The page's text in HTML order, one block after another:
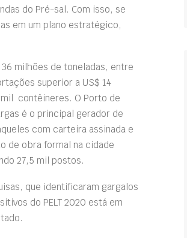
do Pré-sal. Com isso, se
em um plano estratégico,
milhões de toneladas, entre
superior a US$ 14
contêineres. O Porto de
é o principal gerador de
com carteira assinada e
de obra formal na cidade
27,5 mil postos.
que identificaram gargalos
do PELT 2020 está em